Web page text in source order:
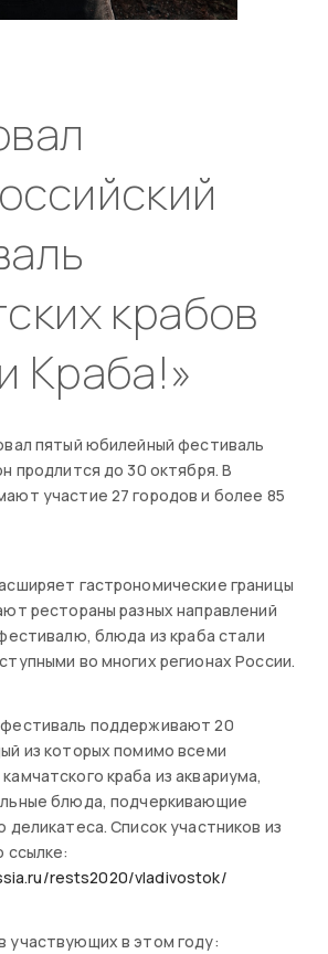
крабов
Краба!»
пятый юбилейный фестиваль
продлится до 30 октября. В
участие 27 городов и более 85
гастрономические границы
рестораны разных направлений
блюда из краба стали
во многих регионах России.
поддерживают 20
из которых помимо всеми
краба из аквариума,
блюда, подчеркивающие
деликатеса. Список участников из
ссылке:
rests2020/vladivostok/
участвующих в этом году: